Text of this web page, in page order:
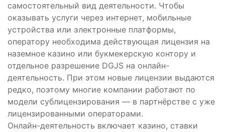
самостоятельный вид деятельности. Чтобы
оказывать услуги через интернет, мобильные
устройства или электронные платформы,
оператору необходима действующая лицензия на
наземное казино или букмекерскую контору и
отдельное разрешение DGJS на онлайн-
деятельность. При этом новые лицензии выдаются
редко, поэтому многие компании работают по
модели сублицензирования — в партнёрстве с уже
лицензированными операторами.
Онлайн-деятельность включает казино, ставки